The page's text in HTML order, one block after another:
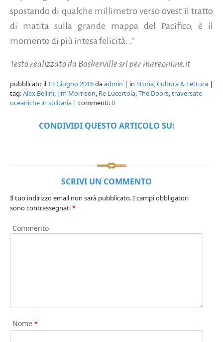
spostando di qualche millimetro verso ovest il tratto
di matita sulla grande mappa del Pacifico, è il
momento di più intesa felicità...”
Testo realizzato da Baskerville srl per mareonline.it
pubblicato il 13 Giugno 2016daadmin | in Storia, Cultura & Lettura |
tag:Alex Bellini, Jim Morrison, Re Lucertola,The Doors,traversate
oceaniche in solitaria | commenti:0
CONDIVIDI QUESTO ARTICOLO SU:
SCRIVI UN COMMENTO
Il tuo indirizzo email non sarà pubblicato.I campi obbligatori
sono contrassegnati*
Commento
Nome *